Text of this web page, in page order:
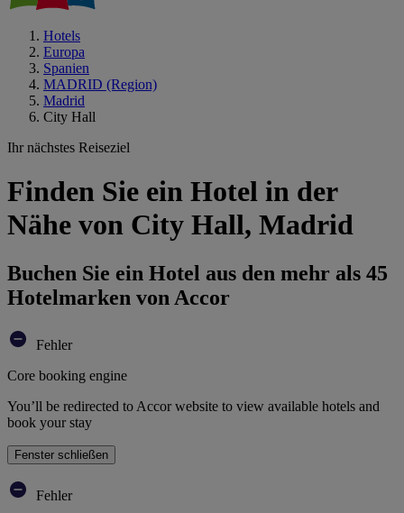
Hotels
Europa
Spanien
MADRID (Region)
Madrid
City Hall
Ihr nächstes Reiseziel
Finden Sie ein Hotel in der
Nähe von City Hall, Madrid
Buchen Sie ein Hotel aus den mehr als 45
Hotelmarken von Accor
Fehler
Core booking engine
You’ll be redirected to Accor website to view available hotels and
book your stay
Fenster schließen
Fehler